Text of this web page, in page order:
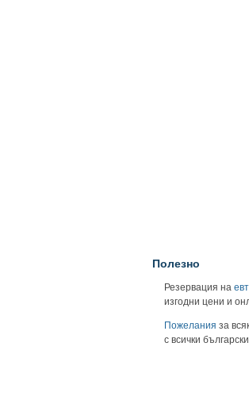
Полезно
Резервация на
изгодни цени и
Пожелания за
с всички